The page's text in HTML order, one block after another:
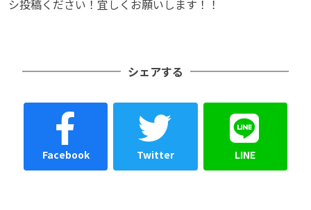
シ投稿ください！宜しくお願いします！！
シェアする
Facebook Twitter LINE